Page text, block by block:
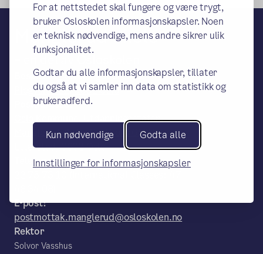
For at nettstedet skal fungere og være trygt,
bruker Osloskolen informasjonskapsler. Noen
er teknisk nødvendige, mens andre sikrer ulik
funksjonalitet.
Godtar du alle informasjonskapsler, tillater
du også at vi samler inn data om statistikk og
brukeradferd.
Kun nødvendige Godta alle
Innstillinger for informasjonskapsler
Manglerud skole
– en del av Osloskolen
Besøks- og leveringsadresse:
Plogveien 22, 0681 Oslo
Postadresse:
Oslo Kommune, Utdanningsetaten,
Manglerud skole, Postboks 6127
Etterstad, 0602 Oslo
Telefon:
E-post:
postmottak.manglerud@osloskolen.no
Rektor
Solvor Vasshus